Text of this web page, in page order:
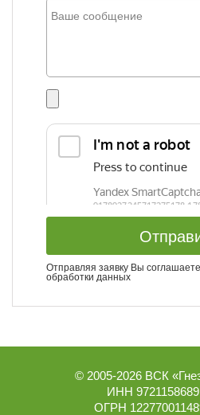
Отправляя заявку Вы
обработки данных
© 2005-2026 ВСК
ИНН 9721158689
ОГРН